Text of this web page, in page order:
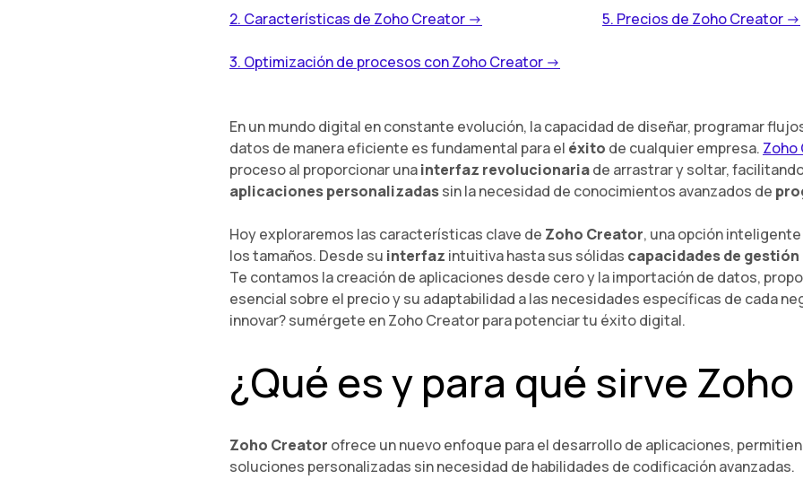
2. Características de Zoho Creator ->
3. Optimización de procesos con Zoho Creator ->
5. Precios de Zoho Creator ->
En un mundo digital en constante evolución, la capacidad de diseñar, programar
datos de manera eficiente es fundamental para el éxito de cualquier empresa. Zoho
proceso al proporcionar unainterfaz revolucionariade arrastrar y soltar,
aplicaciones personalizadassin la necesidad de conocimientos avanzados de
Hoy exploraremos las características clave de Zoho Creator, una opción
los tamaños. Desde su interfaz intuitiva hasta sus sólidas capacidades de gestión
Te contamos la creación de aplicaciones desde cero y la importación de datos,
esencial sobre el precio y su adaptabilidad a las necesidades específicas de cada
innovar? sumérgete en Zoho Creator para potenciar tu éxito digital.
¿Qué es y para qué sirve
Zoho Creator ofrece un nuevo enfoque para el desarrollo de aplicaciones,
soluciones personalizadas sin necesidad de habilidades de codificación avanzadas.